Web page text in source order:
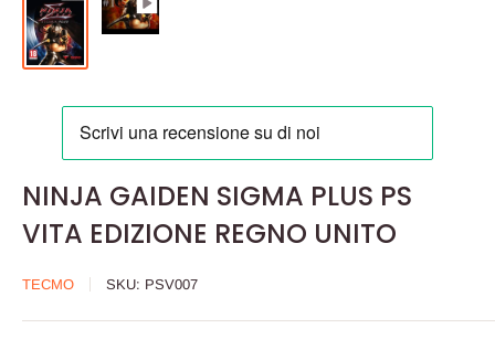
NINJA GAIDEN SIGMA PLUS PS
VITA EDIZIONE REGNO UNITO
TECMO SKU: PSV007